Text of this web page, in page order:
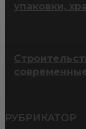
упаковки,
РУБРИКАТОР